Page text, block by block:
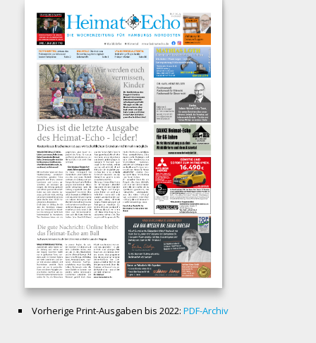
Vorherige Print-Ausgaben bis 2022: PDF-Archiv